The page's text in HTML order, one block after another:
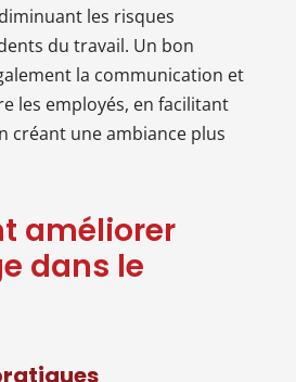
les risques
du travail. Un bon
la communication et
les employés, en facilitant
créant une ambiance plus
améliorer
dans le